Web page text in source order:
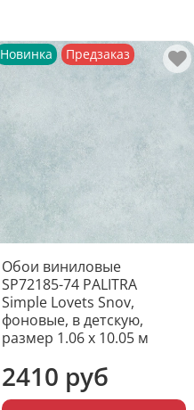
Новинка Предзаказ
Обои виниловые
SP72185-74 PALITRA
Simple Lovets Snov,
фоновые, в детскую,
размер 1.06 х 10.05 м
2410 руб